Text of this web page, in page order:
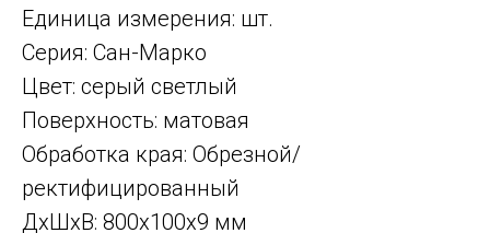
Единица измерения: шт.
Серия: Сан-Марко
Цвет: серый светлый
Поверхность: матовая
Обработка края: Обрезной/
ректифицированный
ДxШxВ: 800x100x9 мм